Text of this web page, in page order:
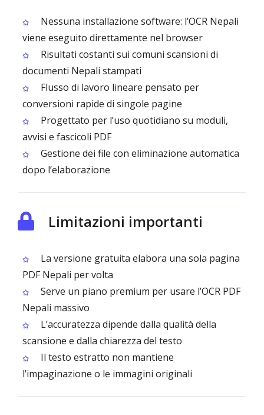
Nessuna installazione software: l’OCR Nepali
viene eseguito direttamente nel browser
Risultati costanti sui comuni scansioni di
documenti Nepali stampati
Flusso di lavoro lineare pensato per
conversioni rapide di singole pagine
Progettato per l’uso quotidiano su moduli,
avvisi e fascicoli PDF
Gestione dei file con eliminazione automatica
dopo l’elaborazione
Limitazioni importanti
La versione gratuita elabora una sola pagina
PDF Nepali per volta
Serve un piano premium per usare l’OCR PDF
Nepali massivo
L’accuratezza dipende dalla qualità della
scansione e dalla chiarezza del testo
Il testo estratto non mantiene
l’impaginazione o le immagini originali